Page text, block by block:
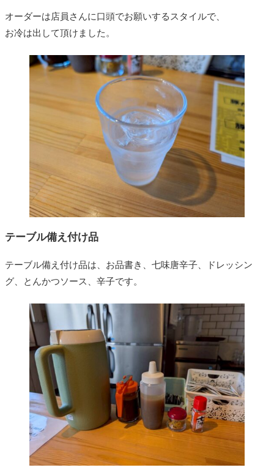
オーダーは店員さんに口頭でお願いするスタイルで、
お冷は出して頂けました。
テーブル備え付け品
テーブル備え付け品は、お品書き、七味唐辛子、ドレッシン
グ、とんかつソース、辛子です。